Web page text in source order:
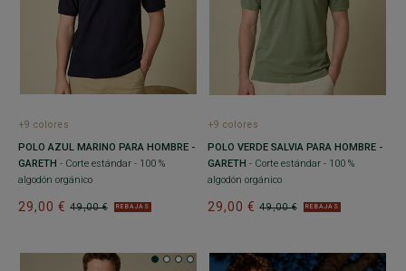
+9 colores
POLO AZUL MARINO PARA HOMBRE -
GARETH - Corte estándar - 100 %
algodón orgánico
49,00 €
29,00 € REBAJAS
+9 colores
POLO VERDE SALVIA PARA HOMBRE -
GARETH - Corte estándar - 100 %
algodón orgánico
49,00 €
29,00 € REBAJAS